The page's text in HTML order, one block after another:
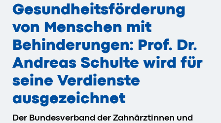
Gesundheitsförderung
von Menschen mit
Behinderungen: Prof. Dr.
Andreas Schulte wird für
seine Verdienste
ausgezeichnet
Der Bundesverband der Zahnärztinnen und